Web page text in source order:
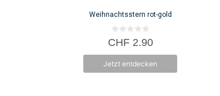
Weihnachtsstern rot-gold
0
v
5
CHF2.90
Jetzt entdecken